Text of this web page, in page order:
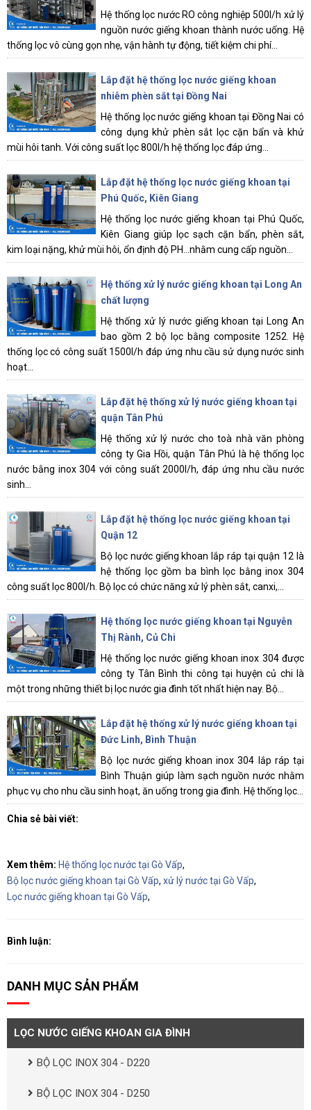
Hệ thống lọc nước RO công nghiệp 500l/h xử lý
nguồn nước giếng khoan thành nước uống. Hệ
thống lọc vô cùng gọn nhẹ, vận hành tự động, tiết kiệm chi phí...
Lắp đặt hệ thống lọc nước giếng khoan
nhiễm phèn sắt tại Đồng Nai
Hệ thống lọc nước giếng khoan tại Đồng Nai có
công dụng khử phèn sắt lọc cặn bẩn và khử
mùi hôi tanh. Với công suất lọc 800l/h hệ thống lọc đáp ứng...
Lắp đặt hệ thống lọc nước giếng khoan tại
Phú Quốc, Kiên Giang
Hệ thống lọc nước giếng khoan tại Phú Quốc,
Kiên Giang giúp lọc sạch cặn bẩn, phèn sắt,
kim loại nặng, khử mùi hôi, ổn định độ PH...nhằm cung cấp nguồn...
Hệ thống xử lý nước giếng khoan tại Long An
chất lượng
Hệ thống xử lý nước giếng khoan tại Long An
bao gồm 2 bộ lọc bằng composite 1252. Hệ
thống lọc có công suất 1500l/h đáp ứng nhu cầu sử dụng nước sinh
hoạt...
Lắp đặt hệ thống xử lý nước giếng khoan tại
quận Tân Phú
Hệ thống xử lý nước cho toà nhà văn phòng
công ty Gia Hồi, quận Tân Phú là hệ thống lọc
nước bằng inox 304 với công suất 2000l/h, đáp ứng nhu cầu nước
sinh...
Lắp đặt hệ thống lọc nước giếng khoan tại
Quận 12
Bộ lọc nước giếng khoan lắp ráp tại quận 12 là
hệ thống lọc gồm ba bình lọc bằng inox 304
công suất lọc 800l/h. Bộ lọc có chức năng xử lý phèn sắt, canxi,...
Hệ thống lọc nước giếng khoan tại Nguyễn
Thị Rành, Củ Chi
Hệ thống lọc nước giếng khoan inox 304 được
công ty Tân Bình thi công tại huyện củ chi là
một trong những thiết bị lọc nước gia đình tốt nhất hiện nay. Bộ...
Lắp đặt hệ thống xử lý nước giếng khoan tại
Đức Linh, Bình Thuận
Bộ lọc nước giếng khoan inox 304 lắp ráp tại
Bình Thuận giúp làm sạch nguồn nước nhằm
phục vụ cho nhu cầu sinh hoạt, ăn uống trong gia đình. Hệ thống lọc...
Chia sẻ bài viết:
Xem thêm: Hệ thống lọc nước tại Gò Vấp,
Bộ lọc nước giếng khoan tại Gò Vấp, xử lý nước tại Gò Vấp,
Lọc nước giếng khoan tại Gò Vấp,
Bình luận:
DANH MỤC SẢN PHẨM
LỌC NƯỚC GIẾNG KHOAN GIA ĐÌNH
BỘ LỌC INOX 304 - D220
BỘ LỌC INOX 304 - D250